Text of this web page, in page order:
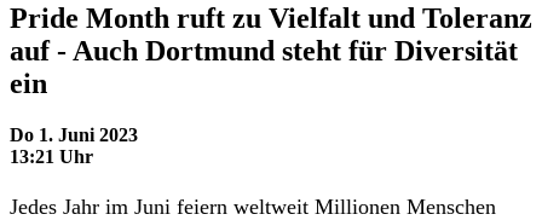
Pride Month ruft zu Vielfalt und Toleranz
auf - Auch Dortmund steht für Diversität
ein
Do 1. Juni 2023
13:21 Uhr
Jedes Jahr im Juni feiern weltweit Millionen Menschen